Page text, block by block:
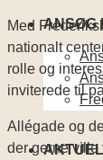
ANSØG
Med
nationalt
rolle og
inviterede til
Allégade og
der gerne ville